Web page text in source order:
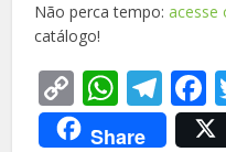
Não perca tempo:acesse
catálogo!
Copy
Link
Share